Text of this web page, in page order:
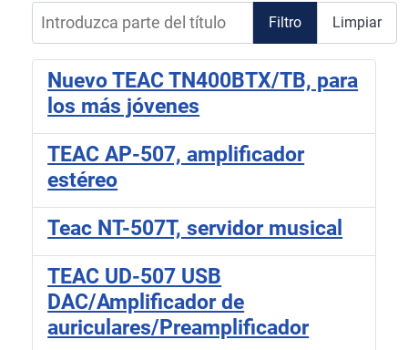
Introduzca parte del título
Filtro Limpiar
Nuevo TEAC TN400BTX/TB, para
los más jóvenes
TEAC AP-507, amplificador
estéreo
Teac NT-507T, servidor musical
TEAC UD-507 USB
DAC/Amplificador de
auriculares/Preamplificador